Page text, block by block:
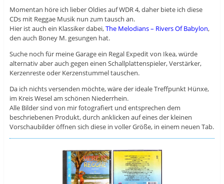
Momentan höre ich lieber Oldies auf WDR 4, daher biete ich diese
CDs mit Reggae Musik nun zum tausch an.
Hier ist auch ein Klassiker dabei,The Melodians – Rivers Of Babylon,
den auch Boney M. gesungen hat.
Suche noch für meine Garage ein Regal Expedit von Ikea, würde
alternativ aber auch gegen einen Schallplattenspieler, Verstärker,
Kerzenreste oder Kerzenstummel tauschen.
Da ich nichts versenden möchte, wäre der ideale Treffpunkt Hünxe,
im Kreis Wesel am schönen Niederrhein.
Alle Bilder sind von mir fotografiert und entsprechen dem
beschriebenen Produkt, durch anklicken auf eines der kleinen
Vorschaubilder öffnen sich diese in voller Größe, in einem neuen Tab.